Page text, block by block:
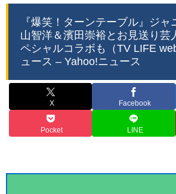
『爆笑！ターンテーブル』ジャ
山智洋＆濱田崇裕とお見送り芸
ペシャルコラボも（TV LIFE
ュース – Yahoo!ニュース
X Facebook
Pocket LINE